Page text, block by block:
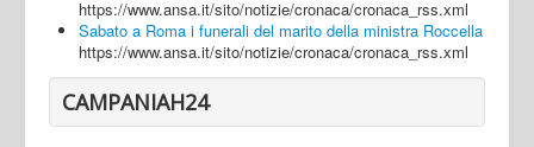
https://www.ansa.it/sito/notizie/cronaca/cronaca_rss.xml
Sabato a Roma i funerali del marito della ministra Roccella
https://www.ansa.it/sito/notizie/cronaca/cronaca_rss.xml
CAMPANIAH24